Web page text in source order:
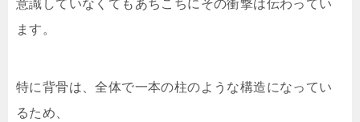
意識していなくてもあちこちにその衝撃は伝わってい
ます。
特に背骨は、全体で一本の柱のような構造になってい
るため、